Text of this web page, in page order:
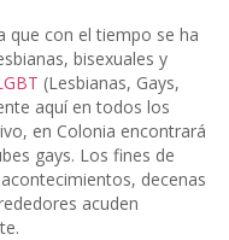
que con el tiempo se ha
bisexuales y
(Lesbianas, Gays,
aquí en todos los
en Colonia encontrará
gays. Los fines de
decenas
acuden